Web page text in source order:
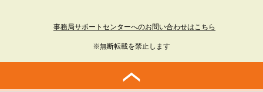
事務局サポートセンターへのお問い合わせはこちら
※無断転載を禁止します